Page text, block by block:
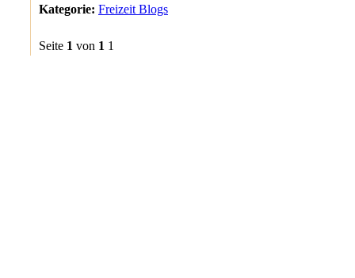
Kategorie: Freizeit Blogs
Seite 1 von 1 1